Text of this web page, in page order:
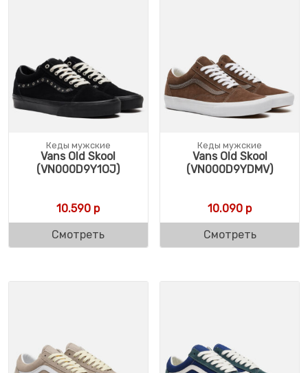
Кеды мужские
Vans Old Skool
(VN000D9Y1OJ)
10.590 р
Смотреть
Кеды мужские
Vans Old Skool
(VN000D9YDMV)
10.090 р
Смотреть